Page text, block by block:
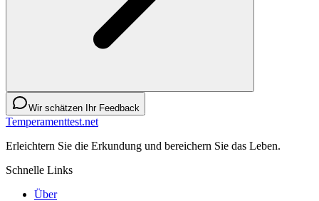
Wir schätzen Ihr Feedback
Temperamenttest.net
Erleichtern Sie die Erkundung und bereichern Sie das Leben.
Schnelle Links
Über